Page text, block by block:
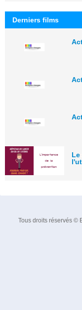
Derniers films
Le
Tous droits réservés ©